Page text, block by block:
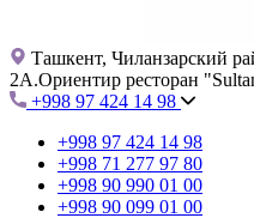
Ташкент, Чиланзарский
2А.Ориентир ресторан
+998 97 424 14 98
+998 97 424 14 98
+998 71 277 97 80
+998 90 990 01 00
+998 90 099 01 00